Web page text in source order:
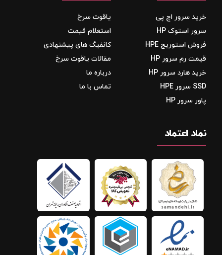
خرید سرور اچ پی
سرور استوک HP
فروش استوریج‌ HPE
قیمت رم سرور HP
خرید هارد سرور HP
SSD سرور HPE
پاور سرور HP
یاقوت سرخ
استعلام قیمت
کانفیگ های پیشنهادی
مقالات یاقوت سرخ
درباره ما
تماس با ما
نماد اعتماد